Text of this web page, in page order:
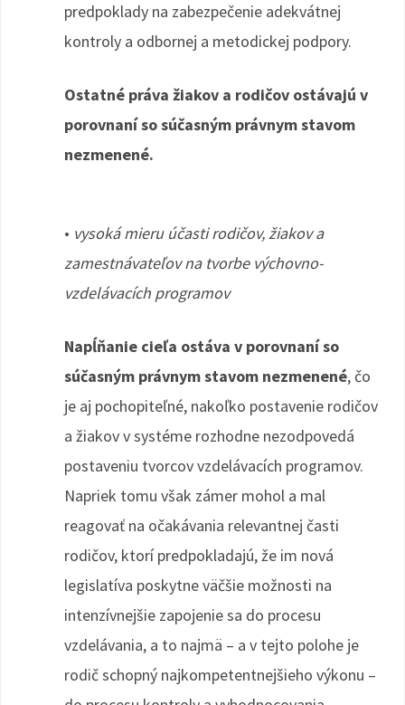
predpoklady na zabezpečenie adekvátnej
kontroly a odbornej a metodickej podpory.
Ostatné práva žiakov a rodičov ostávajú v
porovnaní so súčasným právnym stavom
nezmenené.
• vysoká mieru účasti rodičov, žiakov a
zamestnávateľov na tvorbe výchovno-
vzdelávacích programov
Napĺňanie cieľa ostáva v porovnaní so
súčasným právnym stavom nezmenené, čo
je aj pochopiteľné, nakoľko postavenie rodičov
a žiakov v systéme rozhodne nezodpovedá
postaveniu tvorcov vzdelávacích programov.
Napriek tomu však zámer mohol a mal
reagovať na očakávania relevantnej časti
rodičov, ktorí predpokladajú, že im nová
legislatíva poskytne väčšie možnosti na
intenzívnejšie zapojenie sa do procesu
vzdelávania, a to najmä – a v tejto polohe je
rodič schopný najkompetentnejšieho výkonu –